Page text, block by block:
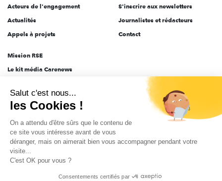
Acteurs de l'engagement
Actualités
Appels à projets
S'inscrire aux newsletters
Journalistes et rédacteurs
Contact
Mission RSE
Le kit média Carenews
AEF info
Novethic
PRODURABLE
Inclusiv Day
Données personnelles Mentions légales 2025-2026 Tout droits réservés
Salut c'est nous...
les Cookies !
On a attendu d'être sûrs que le contenu de
ce site vous intéresse avant de vous
déranger, mais on aimerait bien vous accompagner pendant votre
visite...
C'est OK pour vous ?
Consentements certifiés par